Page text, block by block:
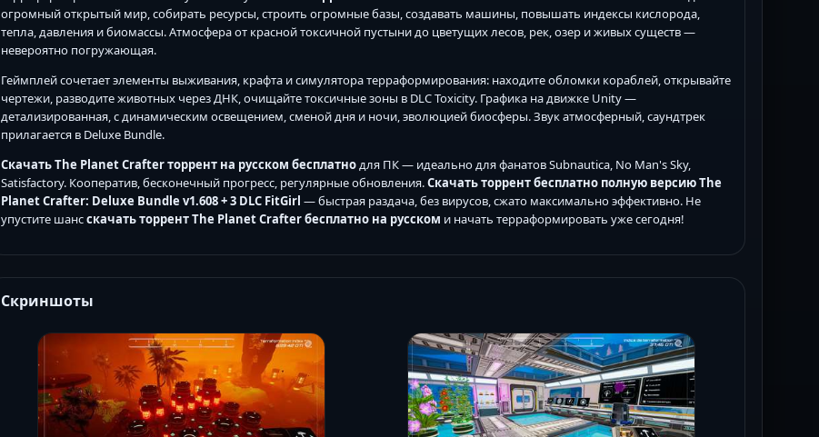
огромный открытый мир, собирать ресурсы, строить огромные базы, создавать машины, повышать индексы кислорода,
тепла, давления и биомассы. Атмосфера от красной токсичной пустыни до цветущих лесов, рек, озер и живых существ —
невероятно погружающая.
Геймплей сочетает элементы выживания, крафта и симулятора терраформирования: находите обломки кораблей, открывайте
чертежи, разводите животных через ДНК, очищайте токсичные зоны в DLC Toxicity. Графика на движке Unity —
детализированная, с динамическим освещением, сменой дня и ночи, эволюцией биосферы. Звук атмосферный, саундтрек
прилагается в Deluxe Bundle.
Скачать The Planet Crafter торрент на русском бесплатнодля ПК — идеально для фанатов Subnautica, No Man's Sky,
Satisfactory. Кооператив, бесконечный прогресс, регулярные обновления.Скачать торрент бесплатно полную версию The
Planet Crafter: Deluxe Bundle v1.608 + 3 DLC FitGirl — быстрая раздача, без вирусов, сжато максимально эффективно. Не
упустите шансскачать торрент The Planet Crafter бесплатно на русском и начать терраформировать уже сегодня!
Скриншоты